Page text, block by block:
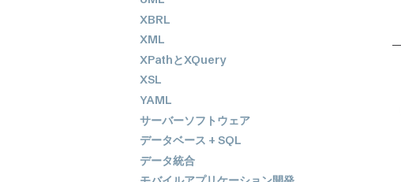
XBRL
XML
XPathとXQuery
XSL
YAML
サーバーソフトウェア
データベース + SQL
データ統合